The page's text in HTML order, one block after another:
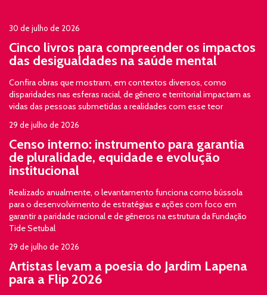
30 de julho de 2026
Cinco livros para compreender os impactos
das desigualdades na saúde mental
Confira obras que mostram, em contextos diversos, como
disparidades nas esferas racial, de gênero e territorial impactam as
vidas das pessoas submetidas a realidades com esse teor
29 de julho de 2026
Censo interno: instrumento para garantia
de pluralidade, equidade e evolução
institucional
Realizado anualmente, o levantamento funciona como bússola
para o desenvolvimento de estratégias e ações com foco em
garantir a paridade racional e de gêneros na estrutura da Fundação
Tide Setubal
29 de julho de 2026
Artistas levam a poesia do Jardim Lapena
para a Flip 2026